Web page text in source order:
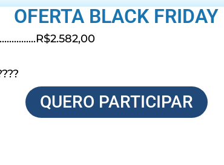
OFERTA BLACK FRIDAY
QUERO PARTICIPAR